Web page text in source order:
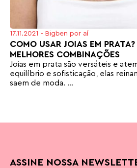
17.11.2021 - Bigben por aí
COMO USAR JOIAS EM
MELHORES COMBINAÇÕES
Joias em prata são versáteis e
equilíbrio e sofisticação, elas
saem de moda. ...
ASSINE NOSSA